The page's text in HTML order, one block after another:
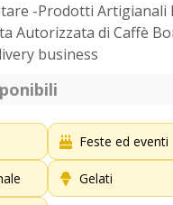
-Prodotti Artigianali
Autorizzata di Caffè
business
Feste ed eventi
Gelati